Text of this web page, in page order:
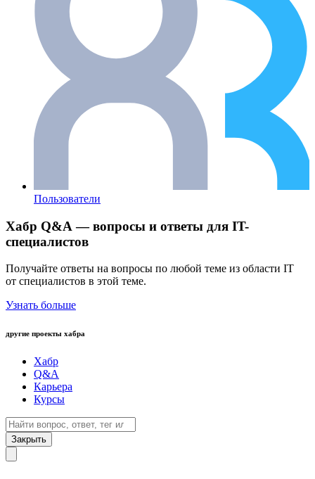
Пользователи
Хабр Q&A — вопросы и ответы для IT-
специалистов
Получайте ответы на вопросы по любой теме из области IT
от специалистов в этой теме.
Узнать больше
другие проекты хабра
Хабр
Q&A
Карьера
Курсы
Закрыть